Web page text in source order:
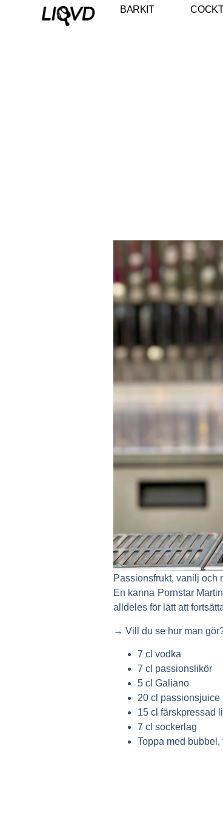
BARKIT
Passionsfrukt, vanilj och
En kanna Pornstar
alldeles för lätt att
→ Vill du se hur man
7 cl vodka
7 cl passionslikör
5 cl Galiano
20 cl passionsjuice
15 cl färskpressad
7 cl sockerlag
Toppa med